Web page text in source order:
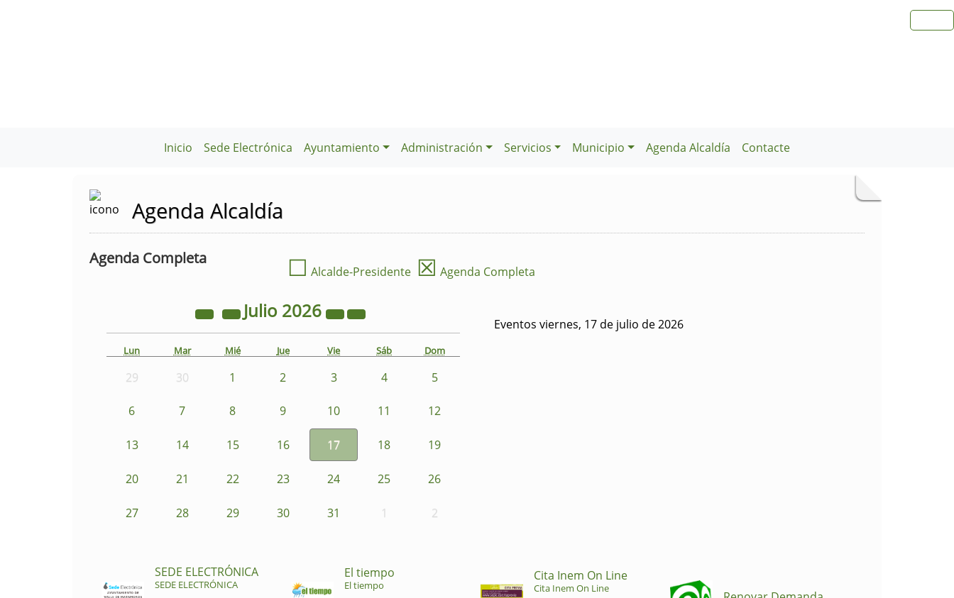
Inicio Sede Electrónica Ayuntamiento Administración Servicios Municipio Agenda Alcaldía Contacte
Agenda Alcaldía
Agenda Completa ☐ Alcalde-Presidente ☒ Agenda Completa
Julio 2026
Lun Mar Mié Jue Vie Sáb Dom
29 30 1 2 3 4 5
6 7 8 9 10 11 12
13 14 15 16 17 18 19
20 21 22 23 24 25 26
27 28 29 30 31 1 2
Eventos viernes, 17 de julio de 2026
SEDE ELECTRÓNICA
SEDE ELECTRÓNICA
El tiempo
El tiempo
Cita Inem On Line
Cita Inem On Line